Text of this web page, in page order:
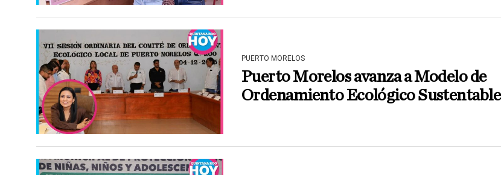
PUERTO MORELOS
Puerto Morelos avanza a Modelo de
Ordenamiento Ecológico Sustentable